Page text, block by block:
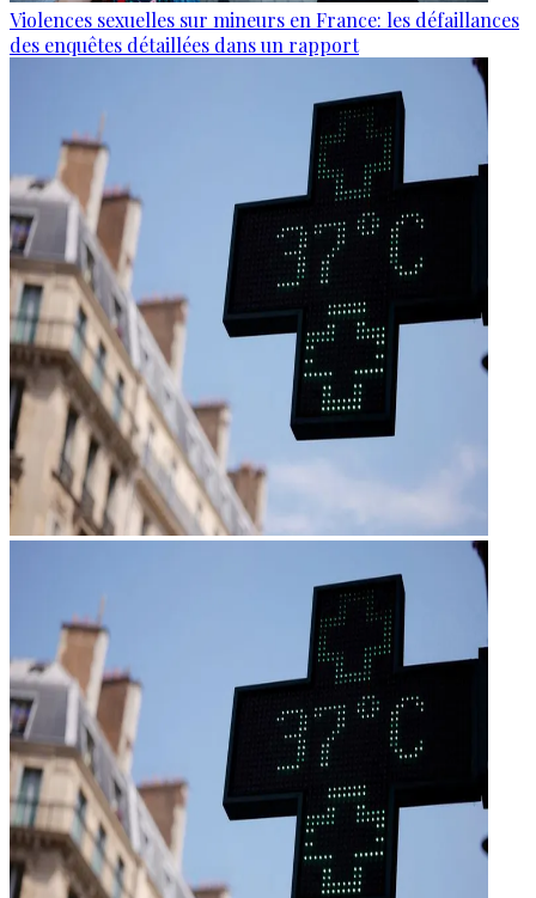
Violences sexuelles sur mineurs en France: les défaillances
des enquêtes détaillées dans un rapport